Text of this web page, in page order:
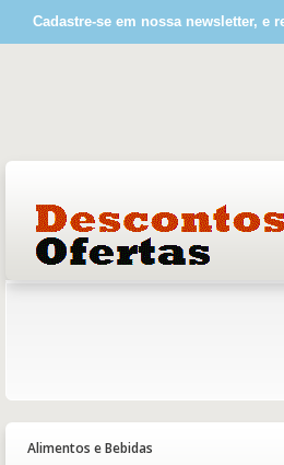
Cadastre-se em nossa newsletter, e
Alimentos e Bebidas